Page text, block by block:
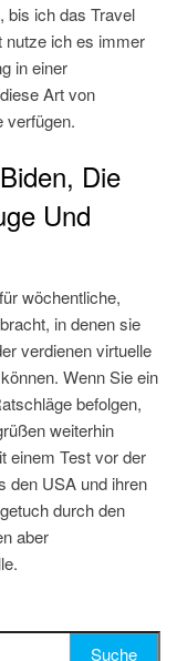
bis ich das Travel
nutze ich es immer
in einer
Art von
verfügen.
Die
Und
wöchentliche,
in denen sie
verdienen virtuelle
Wenn Sie ein
befolgen,
weiterhin
einem Test vor der
den USA und ihren
durch den
aber